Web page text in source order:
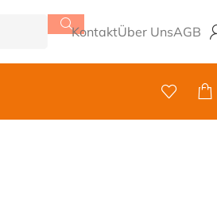
KontaktÜber UnsAGB